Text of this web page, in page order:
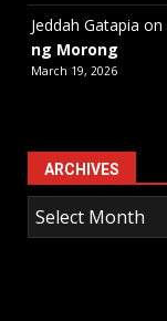
Jeddah Gatapia on
ng Morong
March 19, 2026
ARCHIVES